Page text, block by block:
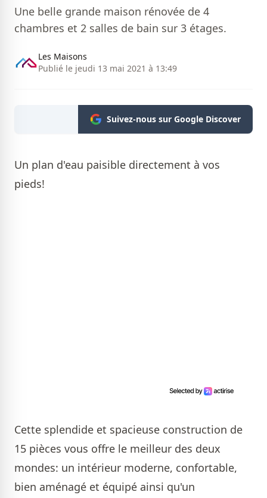
Une belle grande maison rénovée de 4
chambres et 2 salles de bain sur 3 étages.
Les Maisons
Publié le jeudi 13 mai 2021 à 13:49
Suivez-nous sur Google Discover
Un plan d'eau paisible directement à vos
pieds!
Cette splendide et spacieuse construction de
15 pièces vous offre le meilleur des deux
mondes: un intérieur moderne, confortable,
bien aménagé et équipé ainsi qu'un